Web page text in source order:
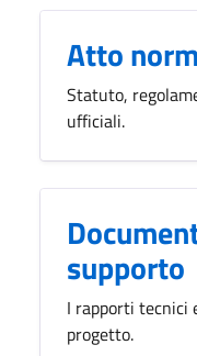
Atto
Statuto,
ufficiali.
supporto
I rapporti tecnici
progetto.